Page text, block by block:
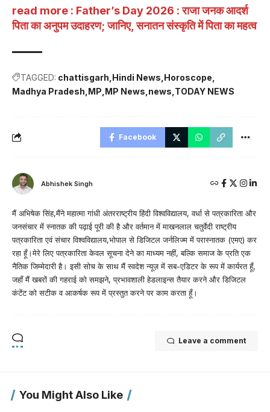
read more : Father’s Day 2026 : राजा जनक आदर्श
पिता का अनुपम उदाहरण; जानिए, सनातन संस्कृति में पिता का महत्व
TAGGED: chattisgarh Hindi News Horoscope
Madhya Pradesh MP MP News news TODAY NEWS
Facebook
Abhishek Singh
मैं अभिषेक सिंह,मैंने महात्मा गांधी अंतरराष्ट्रीय हिंदी विश्वविद्यालय, वर्धा से पत्रकारिता और
जनसंचार में स्नातक की पढ़ाई पूरी की है और वर्तमान में माखनलाल चतुर्वेदी राष्ट्रीय
पत्रकारिता एवं संचार विश्वविद्यालय,भोपाल से डिजिटल जर्नलिज्म में परास्नातक (एमए) कर
रहा हूँ।मेरे लिए पत्रकारिता केवल सूचना देने का माध्यम नहीं, बल्कि समाज के प्रति एक
नैतिक जिम्मेदारी है। इसी सोच के साथ मैं स्वदेश न्यूज़ में सब-एडिटर के रूप में कार्यरत हूँ,
जहाँ मैं खबरों की गहराई को समझने, प्रभावशाली हेडलाइन्स तैयार करने और डिजिटल
कंटेंट को सटीक व आकर्षक रूप में प्रस्तुत करने पर काम करता हूँ।
Leave a comment
You Might Also Like